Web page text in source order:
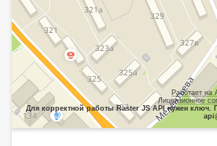
Работает на
Лицензионное
Для корректной работы Raster JS API нужен ключ.